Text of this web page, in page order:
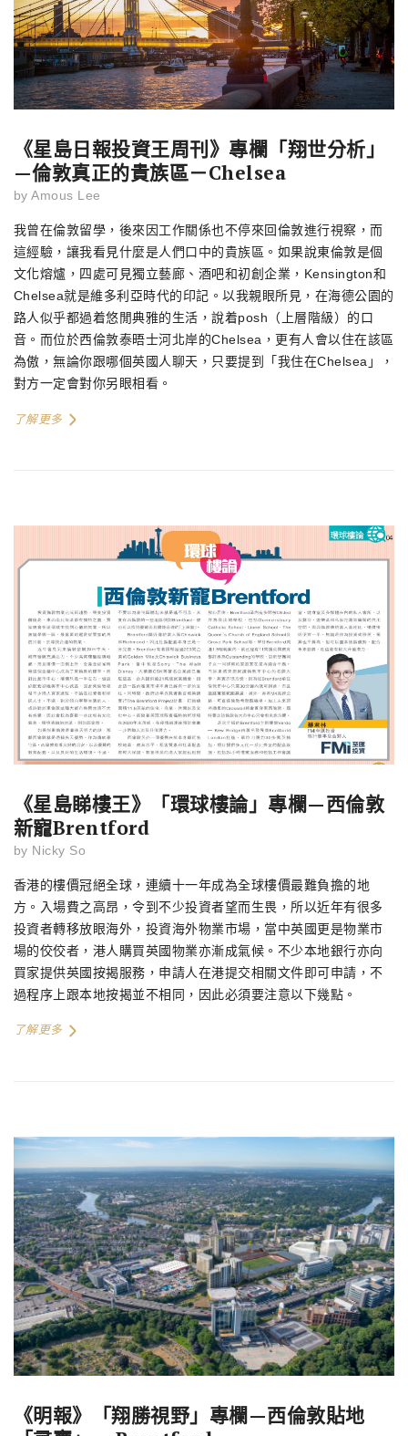
《星島日報投資王周刊》專欄「翔世分析」
—倫敦真正的貴族區－Chelsea
by Amous Lee
我曾在倫敦留學，後來因工作關係也不停來回倫敦進行視察，而
這經驗，讓我看見什麼是人們口中的貴族區。如果說東倫敦是個
文化熔爐，四處可見獨立藝廊、酒吧和初創企業，Kensington和
Chelsea就是維多利亞時代的印記。以我親眼所見，在海德公園的
路人似乎都過着悠閒典雅的生活，說着posh（上層階級）的口
音。而位於西倫敦泰晤士河北岸的Chelsea，更有人會以住在該區
為傲，無論你跟哪個英國人聊天，只要提到「我住在Chelsea」，
對方一定會對你另眼相看。
了解更多
《星島睇樓王》「環球樓論」專欄—西倫敦
新寵Brentford
by Nicky So
香港的樓價冠絕全球，連續十一年成為全球樓價最難負擔的地
方。入場費之高昂，令到不少投資者望而生畏，所以近年有很多
投資者轉移放眼海外，投資海外物業市場，當中英國更是物業市
場的佼佼者，港人購買英國物業亦漸成氣候。不少本地銀行亦向
買家提供英國按揭服務，申請人在港提交相關文件即可申請，不
過程序上跟本地按揭並不相同，因此必須要注意以下幾點。
了解更多
《明報》「翔勝視野」專欄—西倫敦貼地